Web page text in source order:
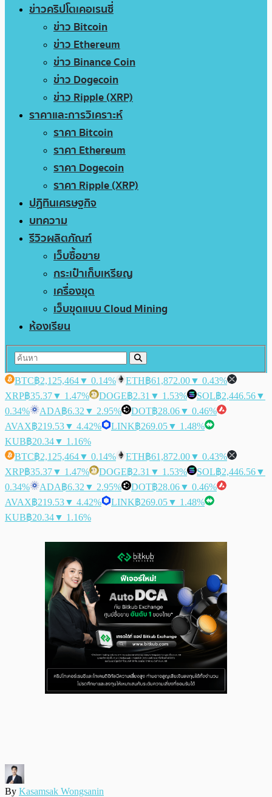
ข่าวคริปโตเคอเรนซี่
ข่าว Bitcoin
ข่าว Ethereum
ข่าว Binance Coin
ข่าว Dogecoin
ข่าว Ripple (XRP)
ราคาและการวิเคราะห์
ราคา Bitcoin
ราคา Ethereum
ราคา Dogecoin
ราคา Ripple (XRP)
ปฏิทินเศรษฐกิจ
บทความ
รีวิวผลิตภัณฑ์
เว็บซื้อขาย
กระเป๋าเก็บเหรียญ
เครื่องขุด
เว็บขุดแบบ Cloud Mining
ห้องเรียน
BTC฿2,125,464▼ 0.14% ETH฿61,872.00▼ 0.43%
XRP฿35.37▼ 1.47% DOGE฿2.31 ▼ 1.53% SOL฿2,446.56▼
0.34%
ADA฿6.32 ▼ 2.95% DOT฿28.06▼ 0.46%
AVAX฿219.53▼ 4.42% LINK฿269.05▼ 1.48%
KUB฿20.34▼ 1.16%
BTC฿2,125,464▼ 0.14% ETH฿61,872.00▼ 0.43%
XRP฿35.37▼ 1.47% DOGE฿2.31 ▼ 1.53% SOL฿2,446.56▼
0.34%
ADA฿6.32 ▼ 2.95% DOT฿28.06▼ 0.46%
AVAX฿219.53▼ 4.42% LINK฿269.05▼ 1.48%
KUB฿20.34▼ 1.16%
By Kasamsak Wongsanin